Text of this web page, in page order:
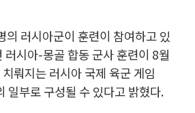
의 러시아군이 훈련이 참여하고 있
러시아-몽골 합동 군사 훈련이 8월
뤄지는 러시아 국제 육군 게임
부로 구성될 수 있다고 밝혔다.